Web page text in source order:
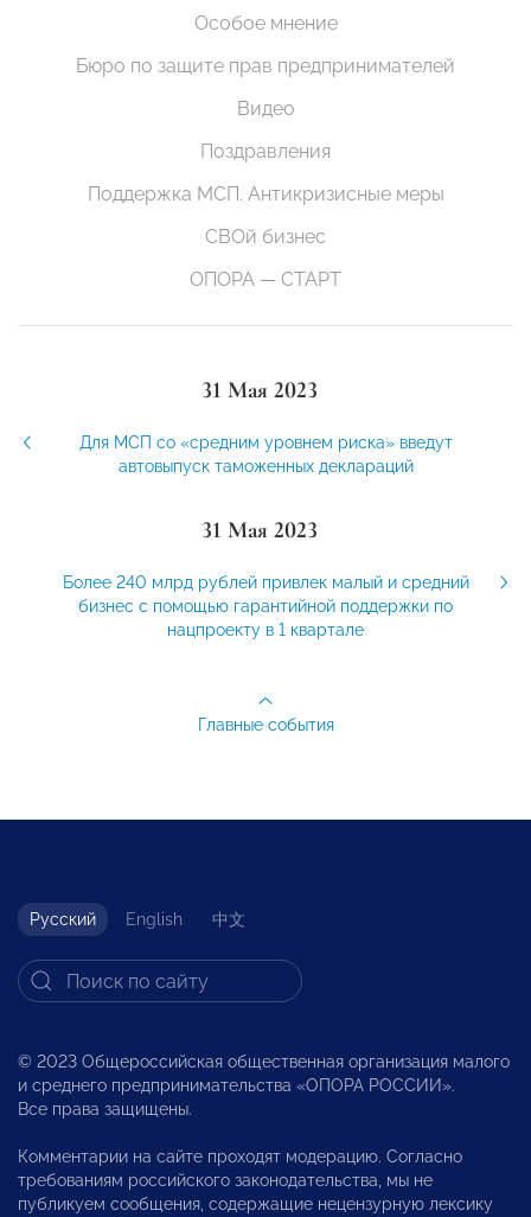
Особое мнение
Бюро по защите прав предпринимателей
Видео
Поздравления
Поддержка МСП. Антикризисные меры
СВОй бизнес
ОПОРА — СТАРТ
31 Мая 2023
Для МСП со «средним уровнем риска» введут
автовыпуск таможенных деклараций
31 Мая 2023
Более 240 млрд рублей привлек малый и средний
бизнес с помощью гарантийной поддержки по
нацпроекту в 1 квартале
Главные события
Русский English 中文
© 2023 Общероссийская общественная организация малого
и среднего предпринимательства «ОПОРА РОССИИ».
Все права защищены.
Комментарии на сайте проходят модерацию. Согласно
требованиям российского законодательства, мы не
публикуем сообщения, содержащие нецензурную лексику